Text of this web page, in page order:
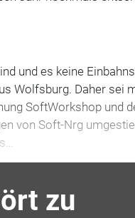
und es keine
Wolfsburg. Daher sei
SoftWorkshop und
von Soft-Nrg
zu